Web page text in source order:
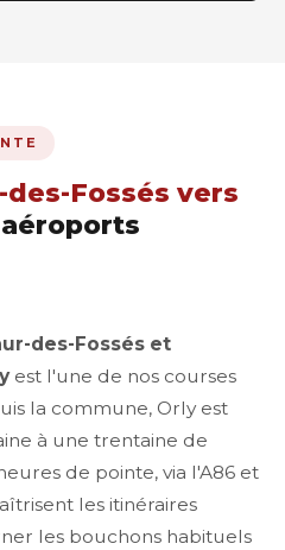
Fossés vers
des-Fossés et
est l'une de nos courses
la commune, Orly est
à une trentaine de
de pointe, via l'A86 et
les itinéraires
les bouchons habituels